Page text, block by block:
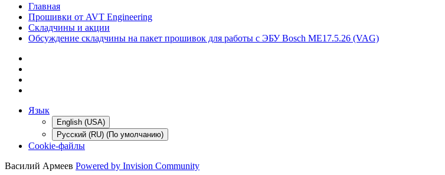
Главная
Прошивки от AVT Engineering
Складчины и акции
Обсуждение складчины на пакет прошивок для работы с ЭБУ Bosch ME17.5.26 (VAG)
Язык
English (USA)
Русский (RU) (По умолчанию)
Cookie-файлы
Василий Армеев Powered by Invision Community